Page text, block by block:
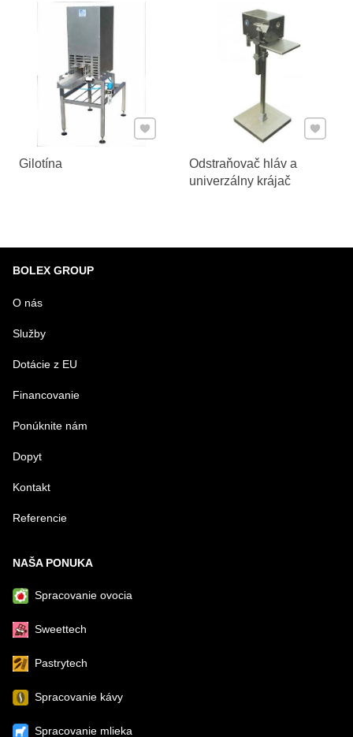
Gilotína
Pridať k Obľúbeným
Odstraňovač hláv a
univerzálny krájač
Pridať
BOLEX GROUP
O nás
Služby
Dotácie z EU
Financovanie
Ponúknite nám
Dopyt
Kontakt
Referencie
NAŠA PONUKA
Spracovanie ovocia
Sweettech
Pastrytech
Spracovanie kávy
Spracovanie mlieka